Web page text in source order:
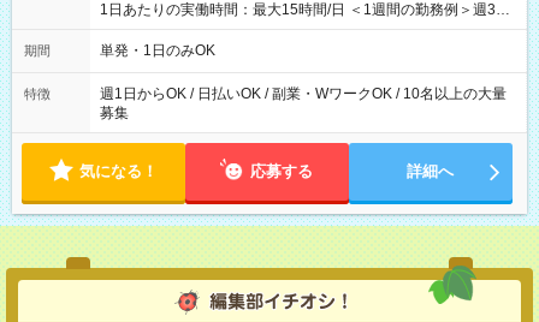
1日あたりの実働時間：最大15時間/日 ＜1週間の勤務例＞週3回
勤務 勤務：月・水・金 休み：火・木・土・日 好きな時にお仕事
可能です！ ※1日あたりの最大実働時間は日勤、夜勤共に勤務し
期間 単発・1日のみOK
特徴
週1日からOK / 日払いOK / 副業・WワークOK / 10名以上の大量
募集
気になる！ 応募する 詳細へ